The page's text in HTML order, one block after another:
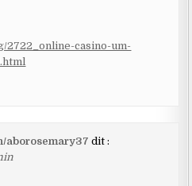
2722_online-casino-um-
aborosemary37 dit :